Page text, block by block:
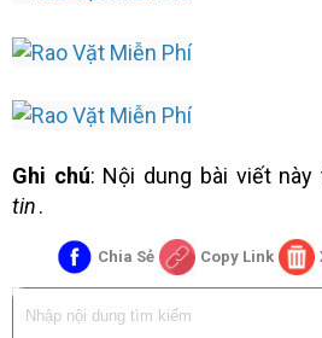
Ghi chú: Nội dung bài viết
tin.
Chia Sẻ Copy Link